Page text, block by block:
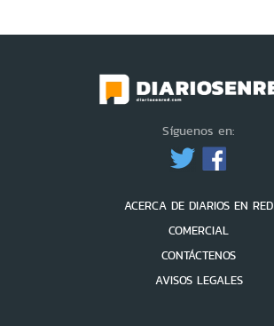
Síguenos en:
ACERCA DE DIARIOS EN RED
COMERCIAL
CONTÁCTENOS
AVISOS LEGALES